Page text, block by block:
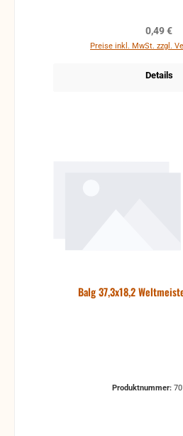
0,49 €
Preise inkl. MwSt. zzgl.
Details
Balg 37,3x18,2
Produktnummer: